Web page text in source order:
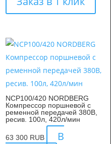
NCP100/420 NORDBERG
Компрессор поршневой с
ременной передачей 380В,
ресив. 100л, 420л/мин
63 300 RUB
В